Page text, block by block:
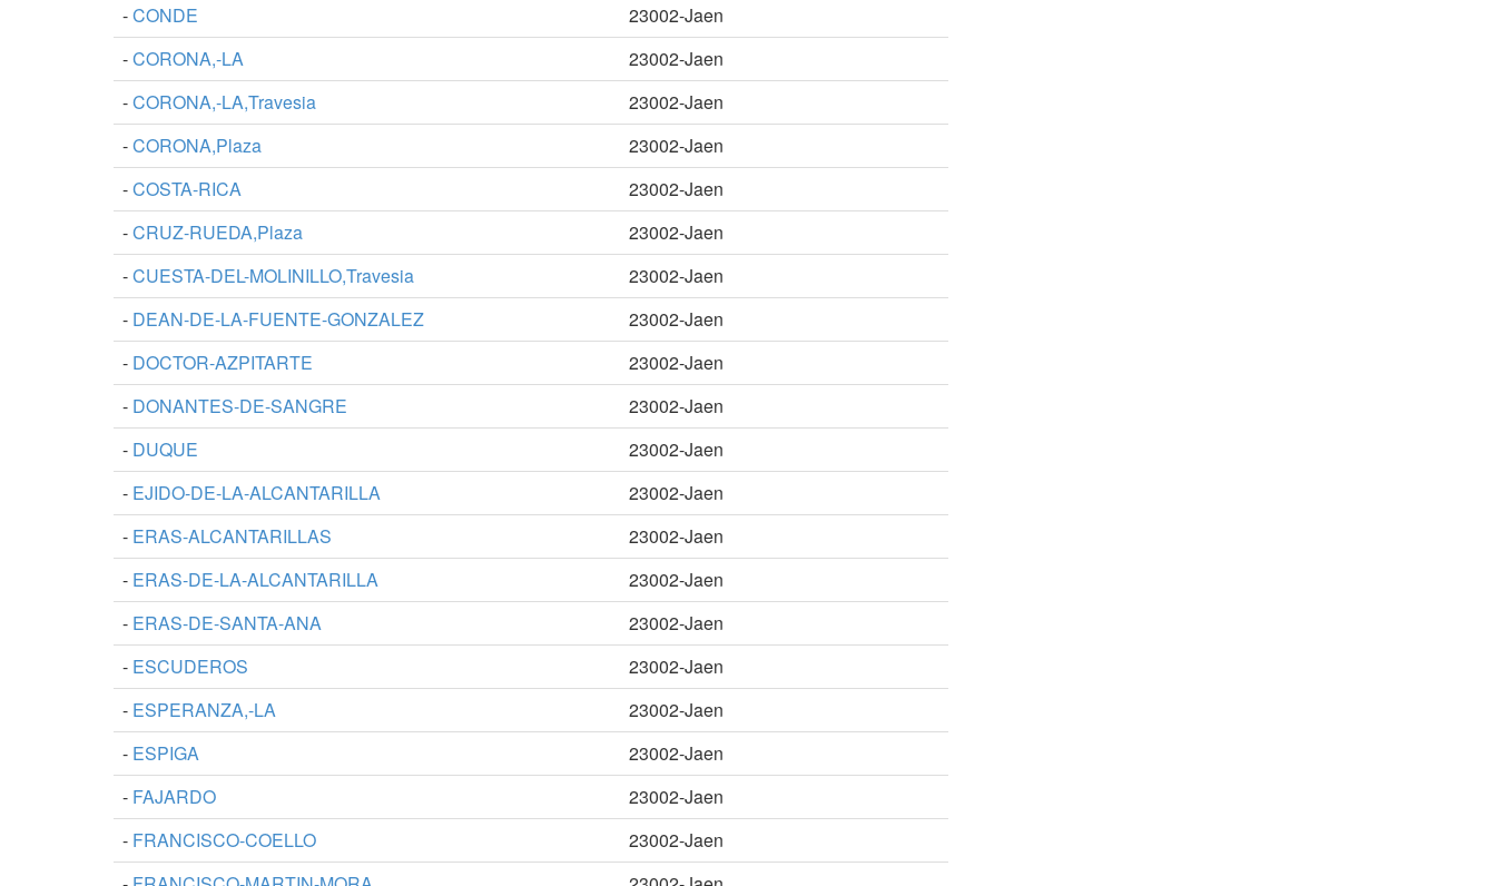
-CONDE
23002-Jaen
-CORONA,-LA
23002-Jaen
-CORONA,-LA,Travesia
23002-Jaen
-CORONA,Plaza
23002-Jaen
-COSTA-RICA
23002-Jaen
-CRUZ-RUEDA,Plaza
23002-Jaen
-CUESTA-DEL-MOLINILLO,Travesia
23002-Jaen
- DEAN-DE-LA-FUENTE-GONZALEZ
23002-Jaen
- DOCTOR-AZPITARTE
23002-Jaen
- DONANTES-DE-SANGRE
23002-Jaen
- DUQUE
23002-Jaen
- EJIDO-DE-LA-ALCANTARILLA
23002-Jaen
- ERAS-ALCANTARILLAS
23002-Jaen
- ERAS-DE-LA-ALCANTARILLA
23002-Jaen
- ERAS-DE-SANTA-ANA
23002-Jaen
- ESCUDEROS
23002-Jaen
- ESPERANZA,-LA
23002-Jaen
- ESPIGA
23002-Jaen
- FAJARDO
23002-Jaen
- FRANCISCO-COELLO
23002-Jaen